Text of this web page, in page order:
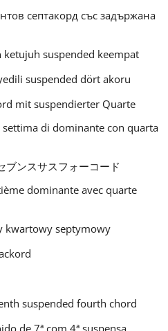
септакорд със задържана
suspended keempat
suspended dört akoru
mit suspendierter Quarte
settima di dominante con quarta
ブンスサスフォーコード
dominante avec quarte
kwartowy septymowy
suspended fourth chord